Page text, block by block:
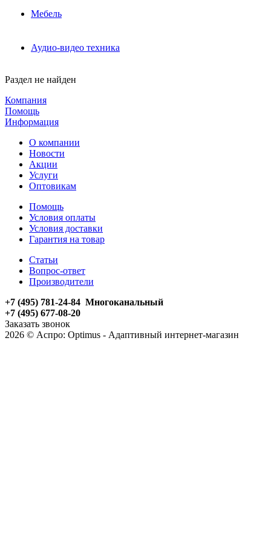
Мебель
Аудио-видео техника
Раздел не найден
Компания
Помощь
Информация
О компании
Новости
Акции
Услуги
Оптовикам
Помощь
Условия оплаты
Условия доставки
Гарантия на товар
Статьи
Вопрос-ответ
Производители
+7 (495) 781-24-84 Многоканальный
+7 (495) 677-08-20
Заказать звонок
2026 © Аспро: Optimus - Адаптивный интернет-магазин